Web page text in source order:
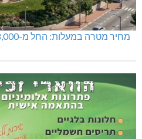
מחיר מטרה במעלות: החל מ-728,000 ₪